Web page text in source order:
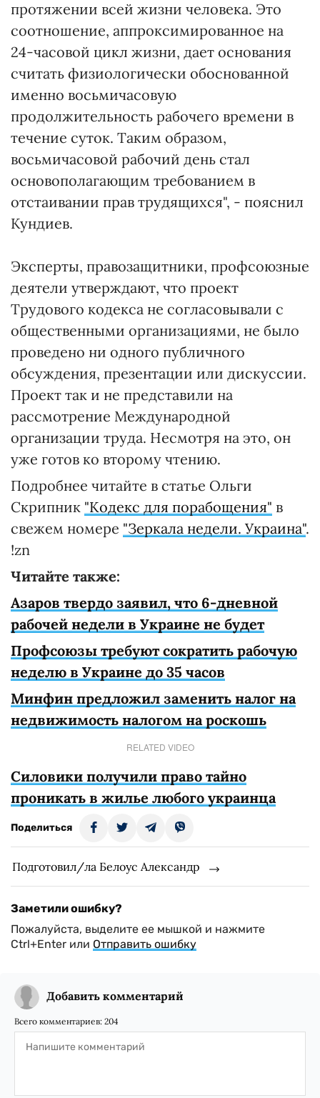
протяжении всей жизни человека. Это
соотношение, аппроксимированное на
24-часовой цикл жизни, дает основания
считать физиологически обоснованной
именно восьмичасовую
продолжительность рабочего времени в
течение суток. Таким образом,
восьмичасовой рабочий день стал
основополагающим требованием в
отстаивании прав трудящихся", - пояснил
Кундиев.
Эксперты, правозащитники, профсоюзные
деятели утверждают, что проект
Трудового кодекса не согласовывали с
общественными организациями, не было
проведено ни одного публичного
обсуждения, презентации или дискуссии.
Проект так и не представили на
рассмотрение Международной
организации труда. Несмотря на это, он
уже готов ко второму чтению.
Подробнее читайте в статье Ольги
Скрипник "Кодекс для порабощения" в
свежем номере "Зеркала недели. Украина".
!zn
Читайте также:
Азаров твердо заявил, что 6-дневной
рабочей недели в Украине не будет
Профсоюзы требуют сократить рабочую
неделю в Украине до 35 часов
Минфин предложил заменить налог на
недвижимость налогом на роскошь
RELATED VIDEO
Силовики получили право тайно
проникать в жилье любого украинца
Поделиться
Подготовил/ла Белоус Александр
Заметили ошибку?
Пожалуйста, выделите ее мышкой и нажмите
Ctrl+Enter или Отправить ошибку
Добавить комментарий
Всего комментариев: 204